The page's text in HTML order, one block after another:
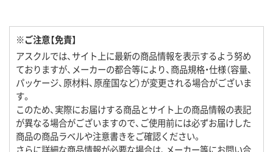
※ご注意【免責】
アスクルでは、サイト上に最新の商品情報を表示するよう努め
ておりますが、メーカーの都合等により、商品規格・仕様（容量、
パッケージ、原材料、原産国など）が変更される場合がございま
す。
このため、実際にお届けする商品とサイト上の商品情報の表記
が異なる場合がございますので、ご使用前には必ずお届けした
商品の商品ラベルや注意書きをご確認ください。
さらに詳細な商品情報が必要な場合は、メーカー等にお問い合